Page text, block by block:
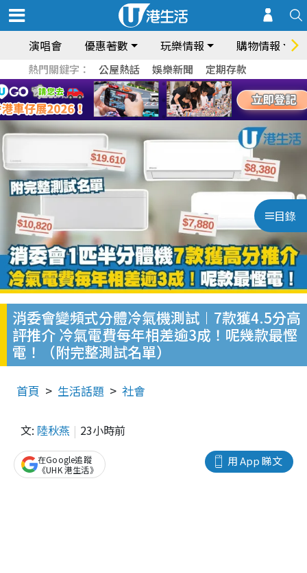
演唱會 優惠著數 玩樂情報 購物情報
熱門關鍵字： 公屋熱話 娛樂新聞 定期存款
目錄
消委會變頻式分體冷氣機測試︱7款獲4.5分高
評推介 冷氣電費每年相差逾3成！呢幾款最慳
電！（附完整測試名單）
首頁 生活話題 社會
文: 陸秋燕 23小時前
用 App 睇文
在Google追蹤
《UHK 港生活》